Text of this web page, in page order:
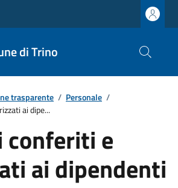
di Trino
trasparente / Personale /
ai dipe...
conferiti e
ai dipendenti